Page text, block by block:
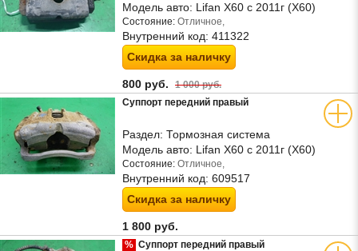
Модель авто: Lifan X60 с 2011г (Х60)
Состояние: Отличное,
Внутренний код: 411322
Скидка за наличку
800 руб. 1 000 руб.
Суппорт передний правый
Раздел: Тормозная система
Модель авто: Lifan X60 с 2011г (Х60)
Состояние: Отличное,
Внутренний код: 609517
Скидка за наличку
1 800 руб.
% Суппорт передний правый